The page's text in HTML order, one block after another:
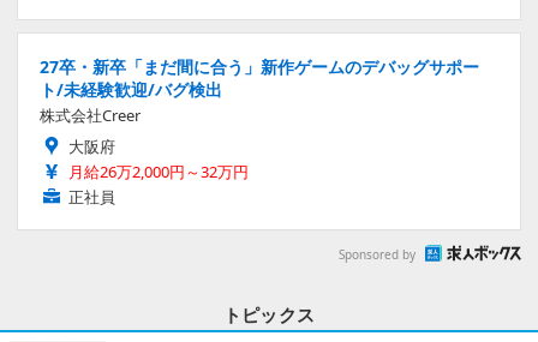
27卒・新卒「まだ間に合う」新作ゲームのデバッグサポー
ト/未経験歓迎/バグ検出
株式会社Creer
大阪府
月給26万2,000円～32万円
正社員
Sponsored by
トピックス